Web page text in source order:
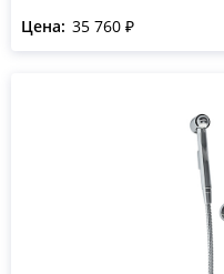
Цена: 35 760 ₽